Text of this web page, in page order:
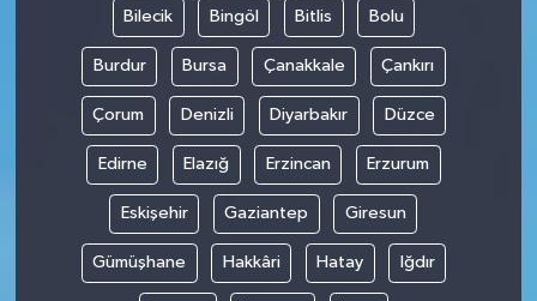
Bilecik Bingöl Bitlis Bolu
Burdur Bursa Çanakkale Çankırı
Çorum Denizli Diyarbakır Düzce
Edirne Elazığ Erzincan Erzurum
Eskişehir Gaziantep Giresun
Gümüşhane Hakkâri Hatay Iğdır